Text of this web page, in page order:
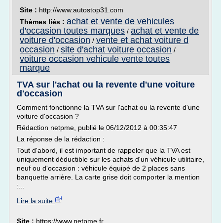
Site : http://www.autostop31.com
Thèmes liés : achat et vente de vehicules
d'occasion toutes marques / achat et vente de
voiture d'occasion / vente et achat voiture d
occasion / site d'achat voiture occasion /
voiture occasion vehicule vente toutes
marque
TVA sur l'achat ou la revente d'une voiture
d'occasion
Comment fonctionne la TVA sur l'achat ou la revente d'une
voiture d'occasion ?
Rédaction netpme, publié le 06/12/2012 à 00:35:47
La réponse de la rédaction :
Tout d'abord, il est important de rappeler que la TVA est
uniquement déductible sur les achats d'un véhicule utilitaire,
neuf ou d'occasion : véhicule équipé de 2 places sans
banquette arrière. La carte grise doit comporter la mention
:...
Lire la suite
Site : https://www.netpme.fr